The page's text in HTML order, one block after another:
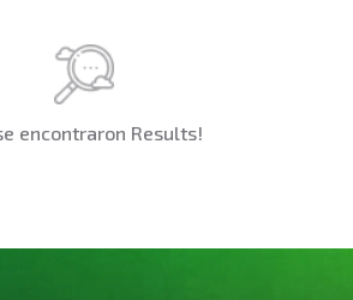
encontraron Results!